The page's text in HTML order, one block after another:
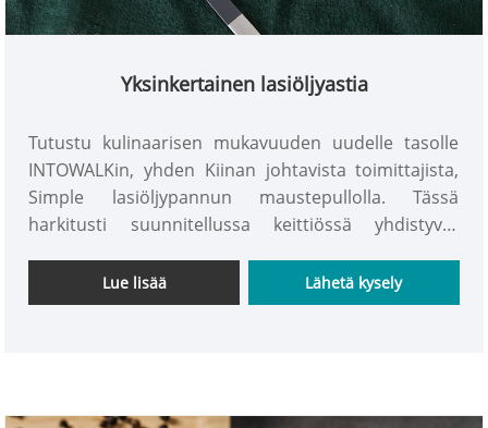
Yksinkertainen lasiöljyastia
Tutustu kulinaarisen mukavuuden uudelle tasolle
INTOWALKin, yhden Kiinan johtavista toimittajista,
Simple lasiöljypannun maustepullolla. Tässä
harkitusti suunnitellussa keittiössä yhdistyvät
kaatotarkkuuden ja tyylikkään ulkonäön ansiosta
enemmän kuin pelkkä astia; se on keittiösi ilme.
matkaasi lasiöljypullon maustepullolla – jossa
Lue lisää Lähetä kysely